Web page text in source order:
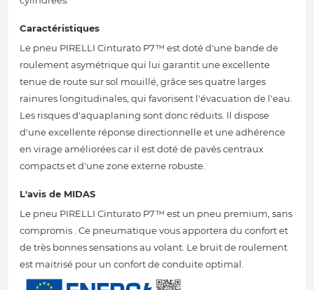
Caractéristiques
Le pneu PIRELLI Cinturato P7™ est doté d'une bande de
roulement asymétrique qui lui garantit une excellente
tenue de route sur sol mouillé, grâce ses quatre larges
rainures longitudinales, qui favorisent l'évacuation de l'eau.
Les risques d'aquaplaning sont donc réduits. Il dispose
d'une excellente réponse directionnelle et une adhérence
en virage améliorées car il est doté de pavés centraux
compacts et d'une zone externe robuste.
L'avis de MIDAS
Le pneu PIRELLI Cinturato P7™ est un pneu premium, sans
compromis . Ce pneumatique vous apportera du confort et
de très bonnes sensations au volant. Le bruit de roulement
est maitrisé pour un confort de conduite optimal.